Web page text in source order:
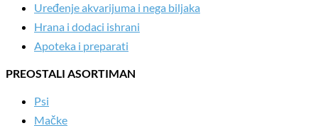
Uređenje akvarijuma i nega biljaka
Hrana i dodaci ishrani
Apoteka i preparati
PREOSTALI ASORTIMAN
Psi
Mačke